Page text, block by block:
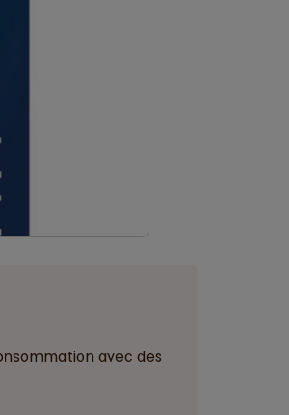
avec des